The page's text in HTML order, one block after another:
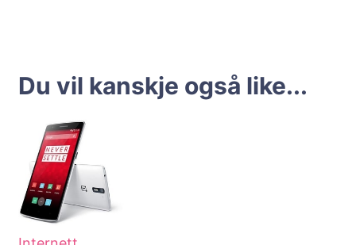
Du vil kanskje også like...